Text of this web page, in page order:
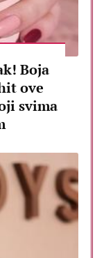
Boja
ove
svima